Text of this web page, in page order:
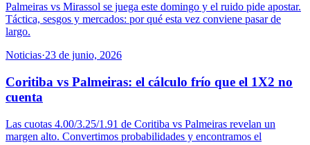
Palmeiras vs Mirassol se juega este domingo y el ruido pide apostar.
Táctica, sesgos y mercados: por qué esta vez conviene pasar de
largo.
Noticias·23 de junio, 2026
Coritiba vs Palmeiras: el cálculo frío que el 1X2 no
cuenta
Las cuotas 4.00/3.25/1.91 de Coritiba vs Palmeiras revelan un
margen alto. Convertimos probabilidades y encontramos el